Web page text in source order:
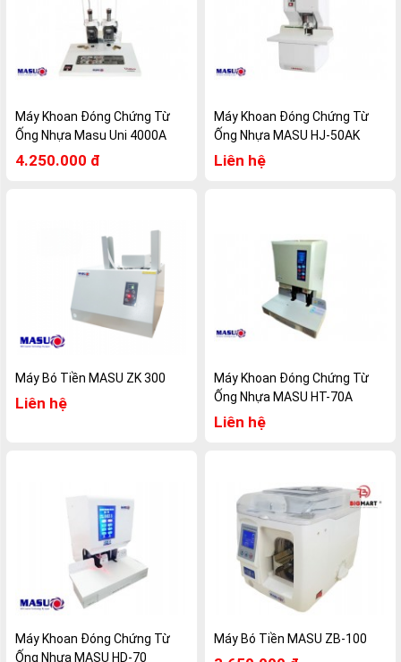
Máy Khoan Đóng Chứng Từ
Ống Nhựa Masu Uni 4000A
4.250.000 đ
Máy Khoan Đóng Chứng Từ
Ống Nhựa MASU HJ-50AK
Liên hệ
Máy Bó Tiền MASU ZK 300
Liên hệ
Máy Khoan Đóng Chứng Từ
Ống Nhựa MASU HT-70A
Liên hệ
Máy Khoan Đóng Chứng Từ
Ống Nhựa MASU HD-70
Máy Bó Tiền MASU ZB-100